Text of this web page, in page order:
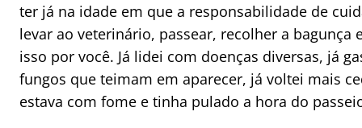
ter já na idade em que a responsabilidade de
levar ao veterinário, passear, recolher a bagunça
isso por você. Já lidei com doenças diversas, já
fungos que teimam em aparecer, já voltei mais
estava com fome e tinha pulado a hora do